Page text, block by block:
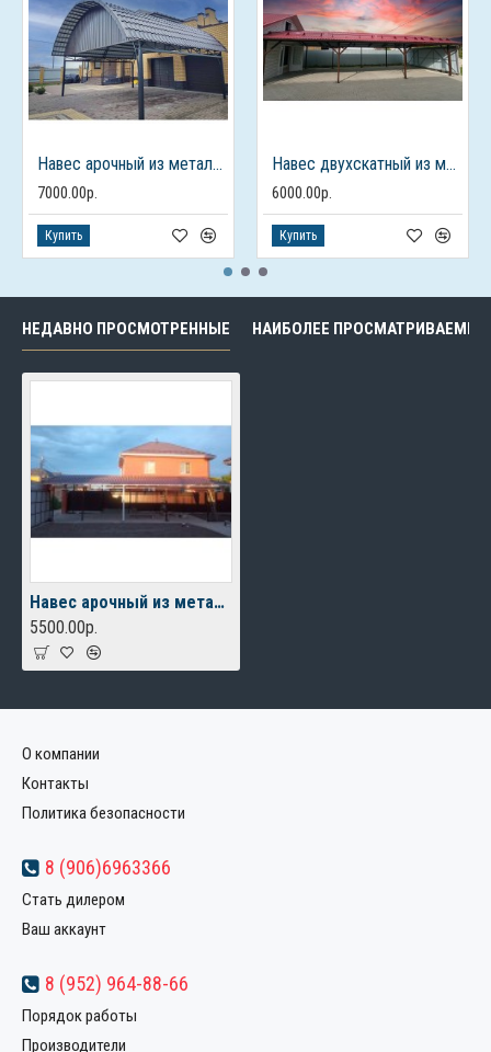
Навес арочный из металлочерепицы для авто
7000.00р.
Купить
Навес двухскатный из металлочерепицы
6000.00р.
Купить
НЕДАВНО ПРОСМОТРЕННЫЕ НАИБОЛЕЕ ПРОСМАТРИВАЕМЫЕ
Навес арочный из металлочерепицы
5500.00р.
О компании
Контакты
Политика безопасности
8 (906)6963366
Стать дилером
Ваш аккаунт
8 (952) 964-88-66
Порядок работы
Производители